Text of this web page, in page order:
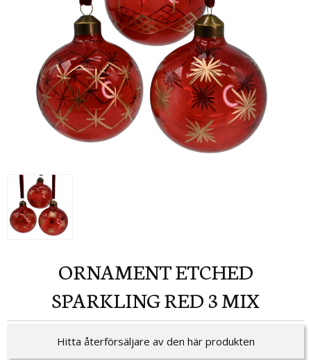
ORNAMENT ETCHED
SPARKLING RED 3 MIX
Hitta återförsäljare av den här produkten